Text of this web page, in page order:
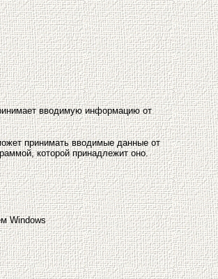
вводимую информацию от
принимать вводимые данные от
которой принадлежит оно.
Windows